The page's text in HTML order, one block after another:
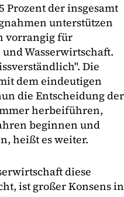
Prozent der insgesamt
unterstützen
vorrangig für
Wasserwirtschaft.
Die
dem eindeutigen
die Entscheidung der
herbeiführen,
beginnen und
heißt es weiter.
diese
ist großer Konsens in